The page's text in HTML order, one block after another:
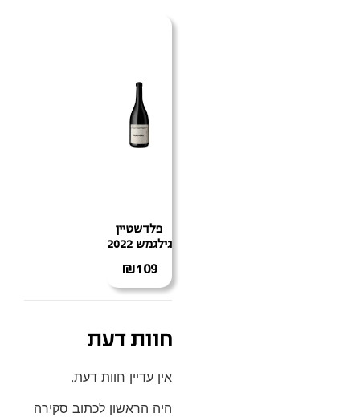
פלדשטיין
גילגמש 2022
₪109
חוות דעת
אין עדיין חוות דעת.
היה הראשון לכתוב סקירה